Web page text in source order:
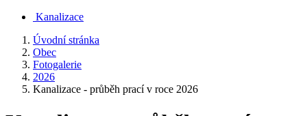
Kanalizace
Úvodní stránka
Obec
Fotogalerie
2026
Kanalizace - průběh prací v roce 2026